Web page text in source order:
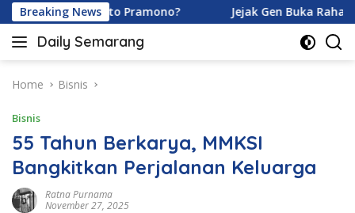
Skip
to
content
Breaking News
dan Ardhito Pramono? Jejak Gen Buka Rahasia
Daily Semarang
"Semarang
Ini:
Terkini
untuk
Anda"
Home Bisnis
Bisnis
55 Tahun Berkarya, MMKSI
Bangkitkan Perjalanan Keluarga
Ratna Purnama
November 27, 2025